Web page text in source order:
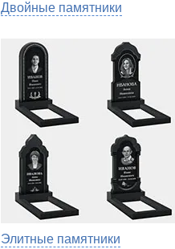
Двойные памятники
Элитные памятники